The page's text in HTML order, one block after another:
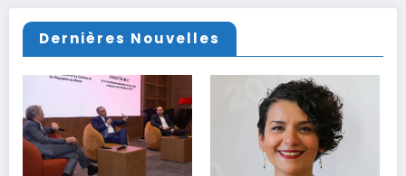
Dernières Nouvelles